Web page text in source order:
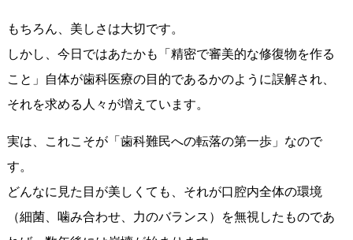
もちろん、美しさは大切です。
しかし、今日ではあたかも「精密で審美的な修復物を作る
こと」自体が歯科医療の目的であるかのように誤解され、
それを求める人々が増えています。
実は、これこそが「歯科難民への転落の第一歩」なので
す。
どんなに見た目が美しくても、それが口腔内全体の環境
（細菌、噛み合わせ、力のバランス）を無視したものであ